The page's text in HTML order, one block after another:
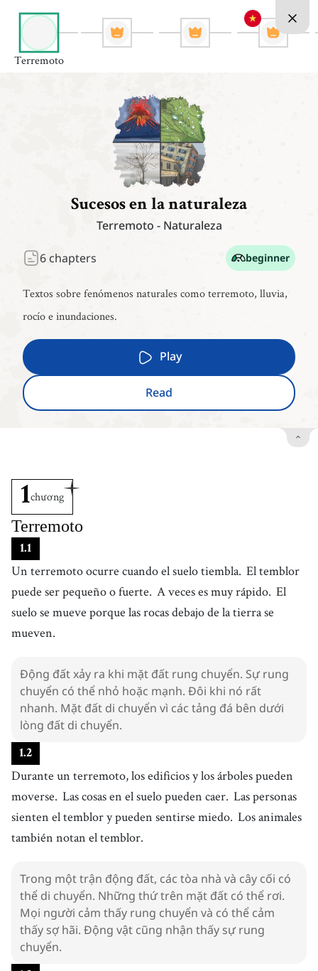
Terremoto
Sucesos en la naturaleza
Terremoto - Naturaleza
6 chapters beginner
Textos sobre fenómenos naturales como terremoto, lluvia,
rocío e inundaciones.
Play
Read
1chương
Terremoto
1.1
Un terremoto ocurre cuando el suelo tiembla. El temblor
puede ser pequeño o fuerte. A veces es muy rápido. El
suelo se mueve porque las rocas debajo de la tierra se
mueven.
Động đất xảy ra khi mặt đất rung chuyển. Sự rung
chuyển có thể nhỏ hoặc mạnh. Đôi khi nó rất
nhanh. Mặt đất di chuyển vì các tảng đá bên dưới
lòng đất di chuyển.
1.2
Durante un terremoto, los edificios y los árboles pueden
moverse. Las cosas en el suelo pueden caer. Las personas
sienten el temblor y pueden sentirse miedo. Los animales
también notan el temblor.
Trong một trận động đất, các tòa nhà và cây cối có
thể di chuyển. Những thứ trên mặt đất có thể rơi.
Mọi người cảm thấy rung chuyển và có thể cảm
thấy sợ hãi. Động vật cũng nhận thấy sự rung
chuyển.